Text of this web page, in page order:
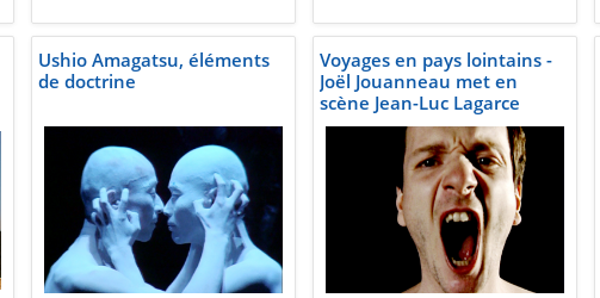
Ushio Amagatsu, éléments
de doctrine
Voyages en pays lointains -
Joël Jouanneau met en
scène Jean-Luc Lagarce